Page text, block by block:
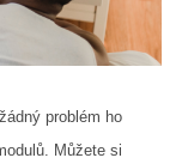
problém ho
Můžete si